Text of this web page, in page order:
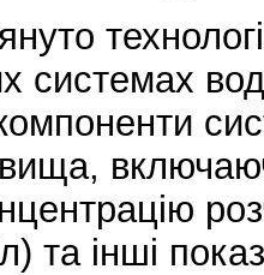
системах
та інші